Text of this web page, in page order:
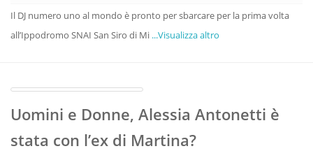
Il DJ numero uno al mondo è pronto per sbarcare per la prima volta
all’Ippodromo SNAI San Siro di Mi ...Visualizza altro
Uomini e Donne, Alessia Antonetti è
stata con l’ex di Martina?